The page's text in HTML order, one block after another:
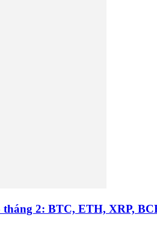
tháng 2: BTC, ETH, XRP,